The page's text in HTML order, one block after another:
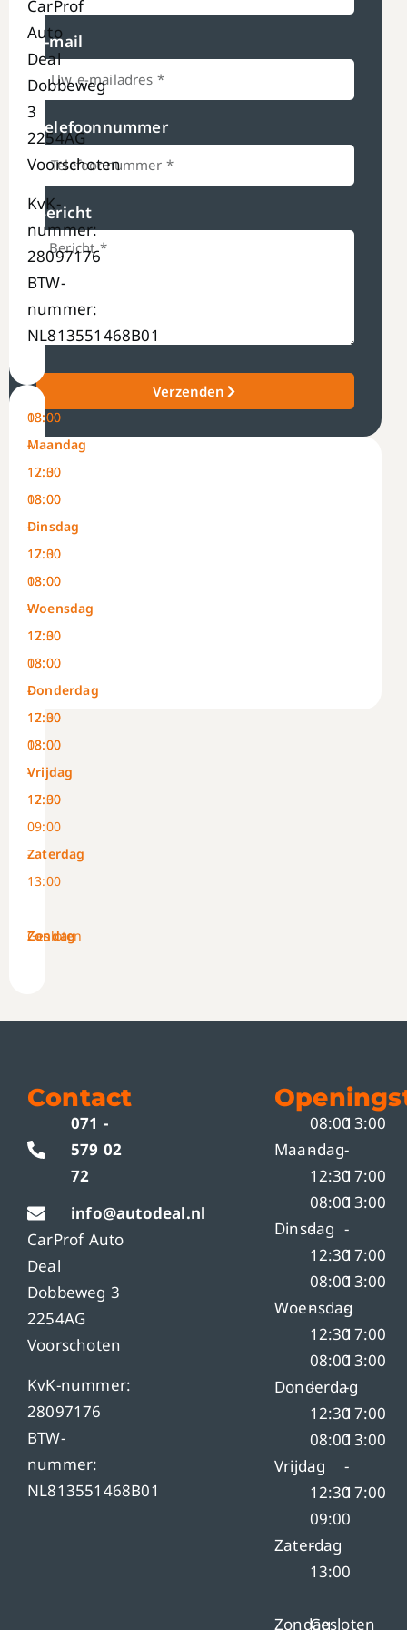
E-mail
Telefoonnummer
Bericht
Verzenden
CarProf
Auto
Deal
Dobbeweg
3
2254AG
Voorschoten
KvK-
nummer:
28097176
BTW-
nummer:
NL813551468B01
Maandag
08:00
-
12:30
13:00
-
17:00
Dinsdag
08:00
-
12:30
13:00
-
17:00
Woensdag
08:00
-
12:30
13:00
-
17:00
Donderdag
08:00
-
12:30
13:00
-
17:00
Vrijdag
08:00
-
12:30
13:00
-
17:00
Zaterdag
09:00
-
13:00
Zondag
Gesloten
Contact
071 -
579 02
72
info@autodeal.nl
CarProf Auto
Deal
Dobbeweg 3
2254AG
Voorschoten
KvK-nummer:
28097176
BTW-
nummer:
NL813551468B01
Maandag
08:00
-
12:30
13:00
-
17:00
Dinsdag
08:00
-
12:30
13:00
-
17:00
Woensdag
08:00
-
12:30
13:00
-
17:00
Donderdag
08:00
-
12:30
13:00
-
17:00
Vrijdag
08:00
-
12:30
13:00
-
17:00
Zaterdag
09:00
-
13:00
ZondagGesloten